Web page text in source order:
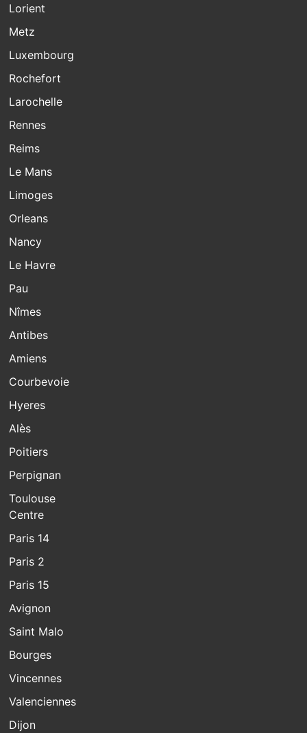
Lorient
Metz
Luxembourg
Rochefort
Larochelle
Rennes
Reims
Le Mans
Limoges
Orleans
Nancy
Le Havre
Pau
Nîmes
Antibes
Amiens
Courbevoie
Hyeres
Alès
Poitiers
Perpignan
Toulouse
Centre
Paris 14
Paris 2
Paris 15
Avignon
Saint Malo
Bourges
Vincennes
Valenciennes
Dijon